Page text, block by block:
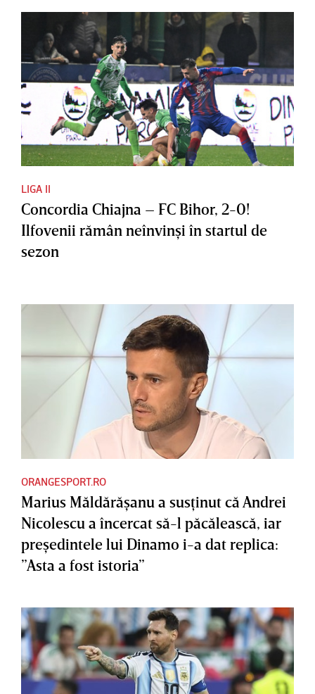
LIGA II
Concordia Chiajna – FC Bihor, 2-0!
Ilfovenii rămân neînvinşi în startul de
sezon
ORANGESPORT.RO
Marius Măldărăşanu a susţinut că Andrei
Nicolescu a încercat să-l păcălească, iar
preşedintele lui Dinamo i-a dat replica:
”Asta a fost istoria”